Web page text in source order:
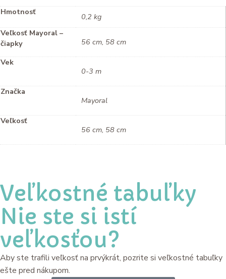
Hmotnosť
0,2 kg
Veľkosť Mayoral –
čiapky
56 cm, 58 cm
Vek
0-3 m
Značka
Mayoral
Veľkosť
56 cm, 58 cm
Veľkostné tabuľky
Nie ste si istí
veľkosťou?
Aby ste trafili veľkosť na prvýkrát, pozrite si veľkostné tabuľky
ešte pred nákupom.